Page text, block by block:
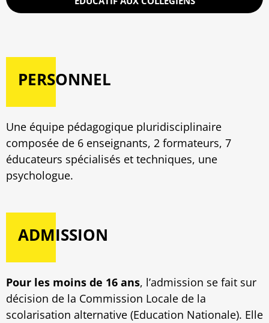
PERSONNEL
Une équipe pédagogique pluridisciplinaire
composée de 6 enseignants, 2 formateurs, 7
éducateurs spécialisés et techniques, une
psychologue.
ADMISSION
Pour les moins de 16 ans, l’admission se fait sur
décision de la Commission Locale de la
scolarisation alternative (Education Nationale). Elle